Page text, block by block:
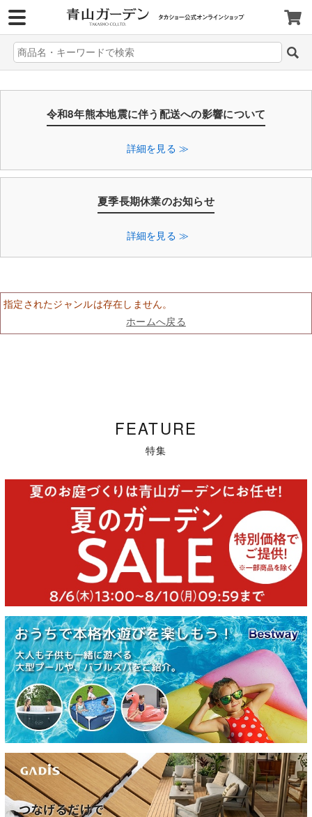
令和8年熊本地震に伴う配送への影響について
詳細を見る ≫
夏季長期休業のお知らせ
詳細を見る ≫
指定されたジャンルは存在しません。
ホームへ戻る
FEATURE
特集